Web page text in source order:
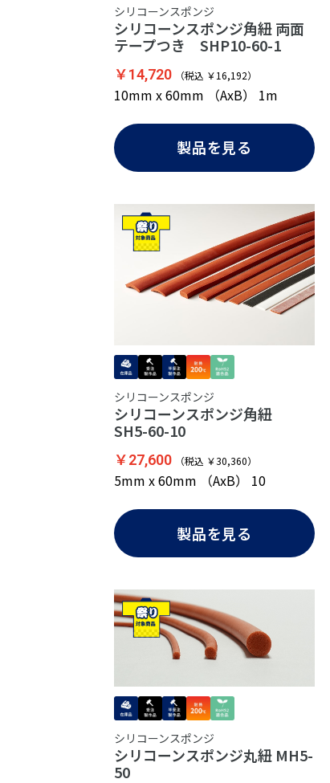
シリコーンスポンジ
シリコーンスポンジ角紐 両面
テープつき SHP10-60-1
￥14,720 （税込 ￥16,192）
10mm x 60mm （AxB） 1m
製品を見る
シリコーンスポンジ
シリコーンスポンジ角紐
SH5-60-10
￥27,600 （税込 ￥30,360）
5mm x 60mm （AxB） 10
製品を見る
シリコーンスポンジ
シリコーンスポンジ丸紐 MH5-
50